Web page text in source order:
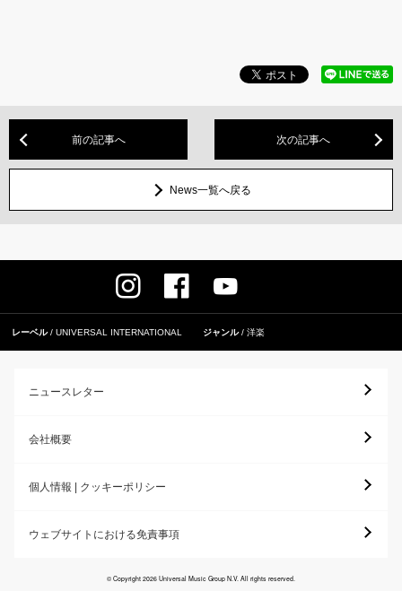
前の記事へ 次の記事へ
News一覧へ戻る
レーベル UNIVERSAL INTERNATIONAL ジャンル 洋楽
ニュースレター
会社概要
個人情報 | クッキーポリシー
ウェブサイトにおける免責事項
© Copyright 2026 Universal Music Group N.V. All rights reserved.